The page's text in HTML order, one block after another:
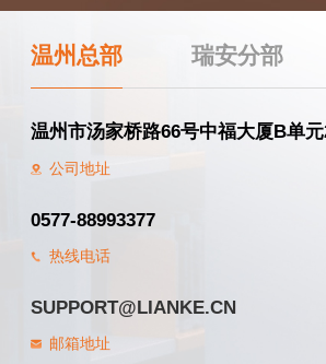
温州总部 瑞安分部
温州市汤家桥路66号中福大厦B单
公司地址
0577-88993377
热线电话
SUPPORT@LIANKE.CN
邮箱地址